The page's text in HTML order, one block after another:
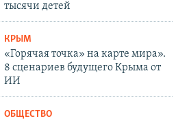
тысячи детей
КРЫМ
«Горячая точка» на карте мира».
8 сценариев будущего Крыма от
ИИ
ОБЩЕСТВО